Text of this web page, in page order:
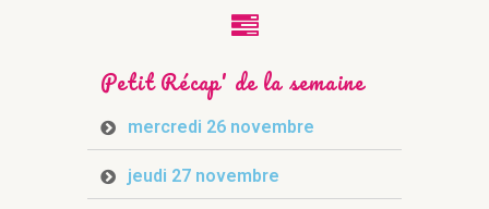
Petit Récap' de la semaine
mercredi 26 novembre
jeudi 27 novembre